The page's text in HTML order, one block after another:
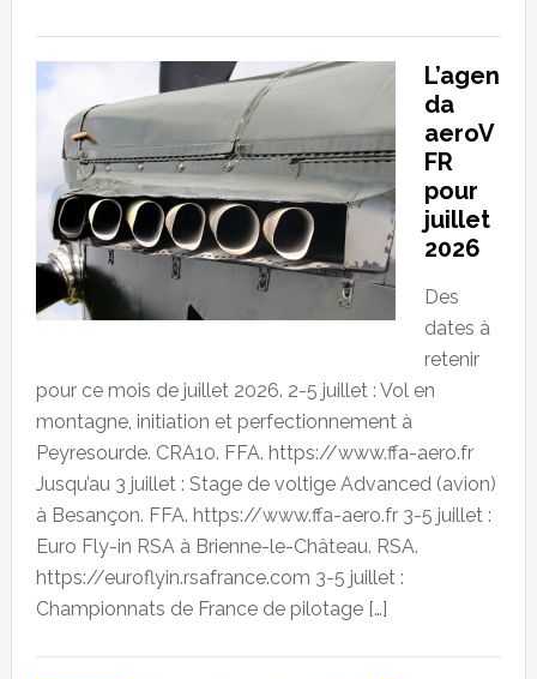
L’agen
da
aeroV
FR
pour
juillet
2026
Des
dates à
retenir
pour ce mois de juillet 2026. 2-5 juillet : Vol en
montagne, initiation et perfectionnement à
Peyresourde. CRA10. FFA. https://www.ffa-aero.fr
Jusqu’au 3 juillet : Stage de voltige Advanced (avion)
à Besançon. FFA. https://www.ffa-aero.fr 3-5 juillet :
Euro Fly-in RSA à Brienne-le-Château. RSA.
https://euroflyin.rsafrance.com 3-5 juillet :
Championnats de France de pilotage […]